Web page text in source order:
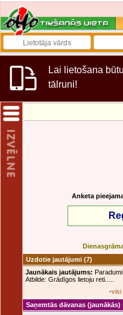
Lai lietošana
tālruni!
Anketa
Uzdotie jautājumi (7)
Jaunākais jautājums:
Atbilde: Grādīgos lietoju reti.....
-visi
Saņemtās dāvanas (jaunākās)